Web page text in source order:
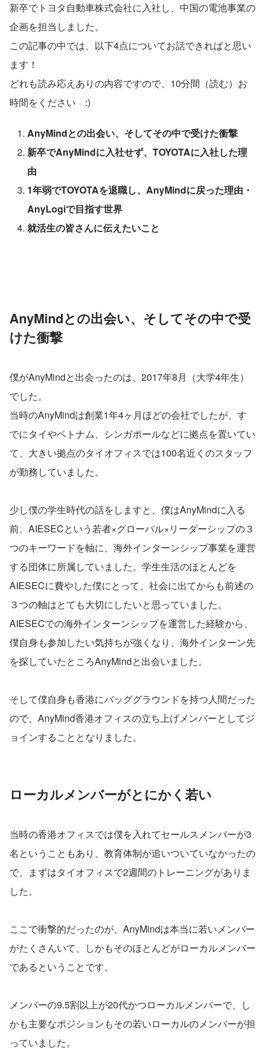
新卒でトヨタ自動車株式会社に入社し、中国の電池事業の
企画を担当しました。
この記事の中では、以下4点についてお話できればと思い
ます！
どれも読み応えありの内容ですので、10分間（読む）お
時間をください　:)
AnyMindとの出会い、そしてその中で受けた衝撃
新卒でAnyMindに入社せず、TOYOTAに入社した理
由
1年弱でTOYOTAを退職し、AnyMindに戻った理由・
AnyLogiで目指す世界
就活生の皆さんに伝えたいこと
AnyMindとの出会い、そしてその中で受
けた衝撃
僕がAnyMindと出会ったのは、2017年8月（大学4年生）
でした。
当時のAnyMindは創業1年4ヶ月ほどの会社でしたが、す
でにタイやベトナム、シンガポールなどに拠点を置いてい
て、大きい拠点のタイオフィスでは100名近くのスタッフ
が勤務していました。
少し僕の学生時代の話をしますと、僕はAnyMindに入る
前、AIESECという若者×グローバル×リーダーシップの３
つのキーワードを軸に、海外インターンシップ事業を運営
する団体に所属していました。学生生活のほとんどを
AIESECに費やした僕にとって、社会に出てからも前述の
３つの軸はとても大切にしたいと思っていました。
AIESECでの海外インターンシップを運営した経験から、
僕自身も参加したい気持ちが強くなり、海外インターン先
を探していたところAnyMindと出会いました。
そして僕自身も香港にバッググラウンドを持つ人間だった
ので、AnyMind香港オフィスの立ち上げメンバーとしてジ
ョインすることとなりました。
ローカルメンバーがとにかく若い
当時の香港オフィスでは僕を入れてセールスメンバーが3
名ということもあり、教育体制が追いついていなかったの
で、まずはタイオフィスで2週間のトレーニングがありま
した。
ここで衝撃的だったのが、AnyMindは本当に若いメンバー
がたくさんいて、しかもそのほとんどがローカルメンバー
であるということです。
メンバーの9.5割以上が20代かつローカルメンバーで、し
かも主要なポジションもその若いローカルのメンバーが担
っていました。